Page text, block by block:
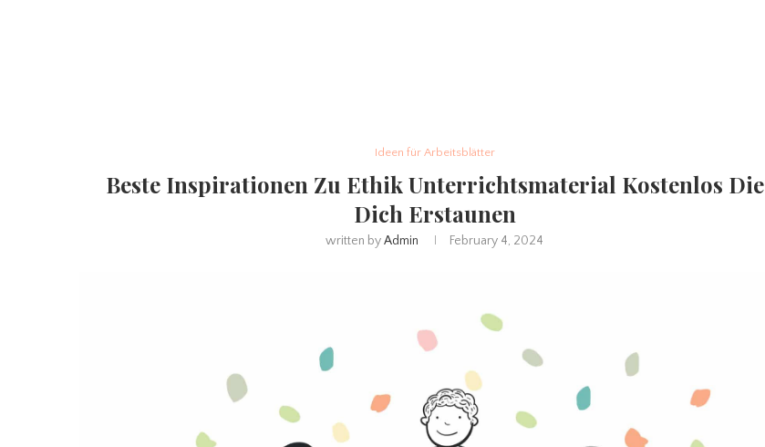
Ideen für Arbeitsblätter
Beste Inspirationen Zu Ethik Unterrichtsmaterial Kostenlos Die
Dich Erstaunen
written byAdmin February 4, 2024